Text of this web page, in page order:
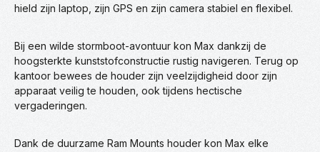
hield zijn laptop, zijn GPS en zijn camera stabiel en flexibel.
Bij een wilde stormboot-avontuur kon Max dankzij de
hoogsterkte kunststofconstructie rustig navigeren. Terug op
kantoor bewees de houder zijn veelzijdigheid door zijn
apparaat veilig te houden, ook tijdens hectische
vergaderingen.
Dank de duurzame Ram Mounts houder kon Max elke